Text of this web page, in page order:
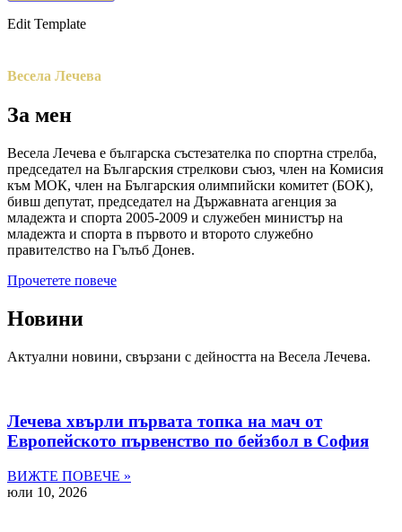
Edit Template
Весела Лечева
За мен
Весела Лечева е българска състезателка по спортна стрелба,
председател на Българския стрелкови съюз, член на Комисия
към МОК, член на Българския олимпийски комитет (БОК),
бивш депутат, председател на Държавната агенция за
младежта и спорта 2005-2009 и служебен министър на
младежта и спорта в първото и второто служебно
правителство на Гълъб Донев.
Прочетете повече
Новини
Актуални новини, свързани с дейността на Весела Лечева.
Лечева хвърли първата топка на мач от
Европейското първенство по бейзбол в София
ВИЖТЕ ПОВЕЧЕ »
юли 10, 2026